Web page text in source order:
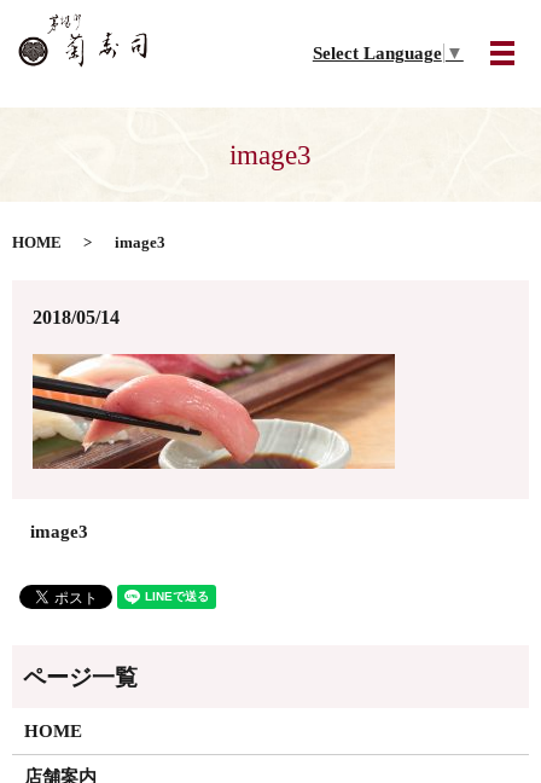
Select Language ▼
メ
image3
HOME image3
2018/05/14
image3
HOME
店舗案内